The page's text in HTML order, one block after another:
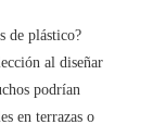
de plástico?
al diseñar
podrían
en terrazas o